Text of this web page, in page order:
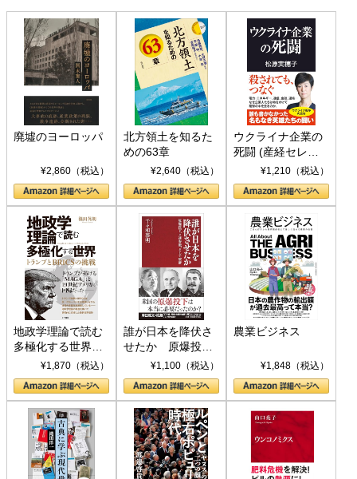
廃墟のヨーロッパ
¥2,860（税込）
北方領土を知るた
めの63章
¥2,640（税込）
ウクライナ企業の
死闘 (産経セレク
ト S 039)¥1,210（税込）
地政学理論で読む
多極化する世界：
トランプとBRICS
の挑戦
¥1,870（税込）
誰が日本を降伏さ
せたか 原爆投
下、ソ連参戦、そ
して聖断 (PHP新
書)
¥1,100（税込）
農業ビジネス
¥1,848（税込）